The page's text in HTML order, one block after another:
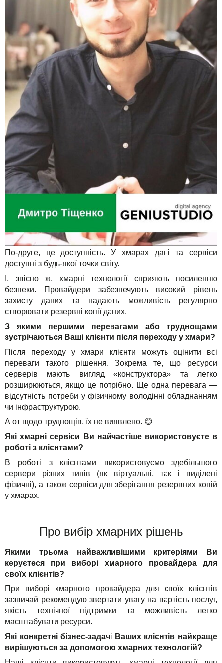
По-друге, це доступність. У хмарах дані та сервіси
доступні з будь-якої точки світу.
І, звісно ж, хмарні технології сприяють посиленню
безпеки. Провайдери забезпечують високий рівень
захисту даних та надають можливість регулярно
створювати резервні копії даних.
З якими першими перевагами або труднощами
зустрічаються Ваші клієнти після переходу у хмари?
Після переходу у хмари клієнти можуть оцінити всі
переваги такого рішення. Зокрема те, що ресурси
серверів мають вигляд «конструктора» та легко
розширюються, якщо це потрібно. Ще одна перевага —
відсутність потреби у фізичному володінні обладнанням
чи інфраструктурою.
А от щодо труднощів, їх не виявлено. 😊
Які хмарні сервіси Ви найчастіше використовуєте в
роботі з клієнтами?
В роботі з клієнтами використовуємо здебільшого
сервери різних типів (як віртуальні, так і виділені
фізичні), а також сервіси для зберігання резервних копій
у хмарах.
Про вибір хмарних рішень
Якими трьома найважливішими критеріями Ви
керуєтеся при виборі хмарного провайдера для
своїх клієнтів?
При виборі хмарного провайдера для своїх клієнтів
зазвичай рекомендую звертати увагу на вартість послуг,
якість технічної підтримки та можливість легко
масштабувати ресурси.
Які конкретні бізнес-задачі Ваших клієнтів найкраще
вирішуються за допомогою хмарних технологій?